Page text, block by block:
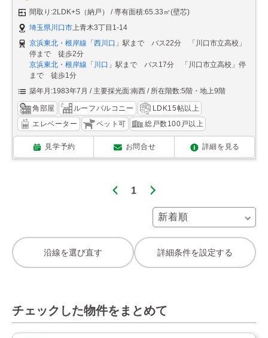
間取り:2LDK+S（納戸）
専有面積:65.33㎡(壁芯)
埼玉県川口市 上青木3丁目1-14
京浜東北・根岸線 「西川口 」駅まで バス22分 「川口市立高校」
停まで 徒歩2分
京浜東北・根岸線 「 川口 」駅まで バス17分 「川口市立高校」停
まで 徒歩1分
築年月:1983年7月
主要採光面:南西 所在階数:5階・地上9階
角部屋 ルーフバルコニー
LDK15帖以上
エレベーター
ペット可 総戸数100戸以上
見学予約 お問合せ 詳細を見る
1
沿線を選び直す 詳細条件を設定する
チェックした物件をまとめて